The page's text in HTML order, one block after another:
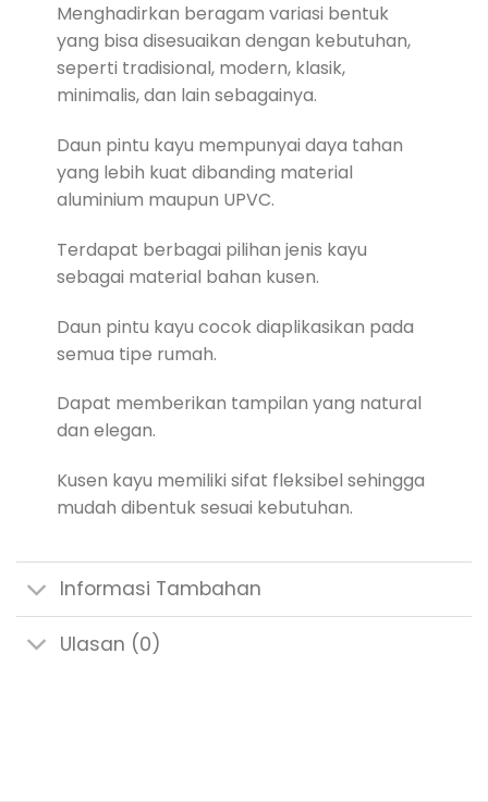
Menghadirkan beragam variasi bentuk
yang bisa disesuaikan dengan kebutuhan,
seperti tradisional, modern, klasik,
minimalis, dan lain sebagainya.
Daun pintu kayu mempunyai daya tahan
yang lebih kuat dibanding material
aluminium maupun UPVC.
Terdapat berbagai pilihan jenis kayu
sebagai material bahan kusen.
Daun pintu kayu cocok diaplikasikan pada
semua tipe rumah.
Dapat memberikan tampilan yang natural
dan elegan.
Kusen kayu memiliki sifat fleksibel sehingga
mudah dibentuk sesuai kebutuhan.
Informasi Tambahan
Ulasan (0)